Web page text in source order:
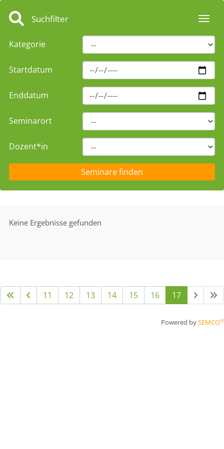
Suchfilter
Kategorie
Startdatum
Enddatum
Seminarort
Dozent*in
Keine Ergebnisse gefunden
11 12 13 14 15 16 17
Powered bySEMCO®